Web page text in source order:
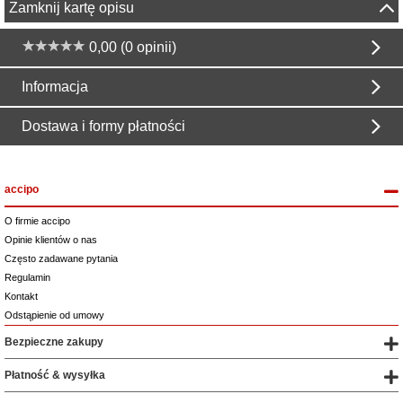
Zamknij kartę opisu
0,00 (0 opinii)
Informacja
Dostawa i formy płatności
accipo
O firmie accipo
Opinie klientów o nas
Często zadawane pytania
Regulamin
Kontakt
Odstąpienie od umowy
Bezpieczne zakupy
Płatność & wysyłka